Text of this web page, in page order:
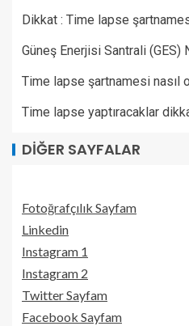
Dikkat : Time lapse
Güneş Enerjisi Santrali (GES)
Time lapse şartnamesi nasıl
Time lapse yaptıracaklar
DIĞER SAYFALAR
Fotoğrafçılık Sayfam
Linkedin
Instagram 1
Instagram 2
Twitter Sayfam
Facebook Sayfam